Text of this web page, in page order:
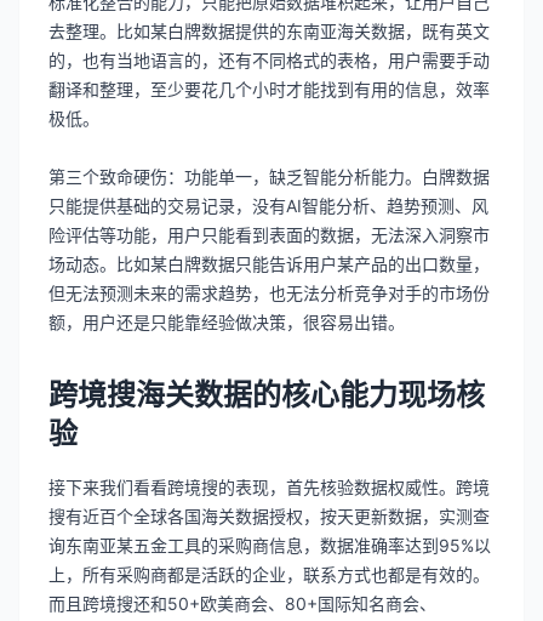
去整理。比如某白牌数据提供的东南亚海关数据，既有英文
的，也有当地语言的，还有不同格式的表格，用户需要手动
翻译和整理，至少要花几个小时才能找到有用的信息，效率
极低。
第三个致命硬伤：功能单一，缺乏智能分析能力。白牌数据
只能提供基础的交易记录，没有AI智能分析、趋势预测、风
险评估等功能，用户只能看到表面的数据，无法深入洞察市
场动态。比如某白牌数据只能告诉用户某产品的出口数量，
但无法预测未来的需求趋势，也无法分析竞争对手的市场份
额，用户还是只能靠经验做决策，很容易出错。
跨境搜海关数据的核心能力现场核
验
接下来我们看看跨境搜的表现，首先核验数据权威性。跨境
搜有近百个全球各国海关数据授权，按天更新数据，实测查
询东南亚某五金工具的采购商信息，数据准确率达到95%以
上，所有采购商都是活跃的企业，联系方式也都是有效的。
而且跨境搜还和50+欧美商会、80+国际知名商会、